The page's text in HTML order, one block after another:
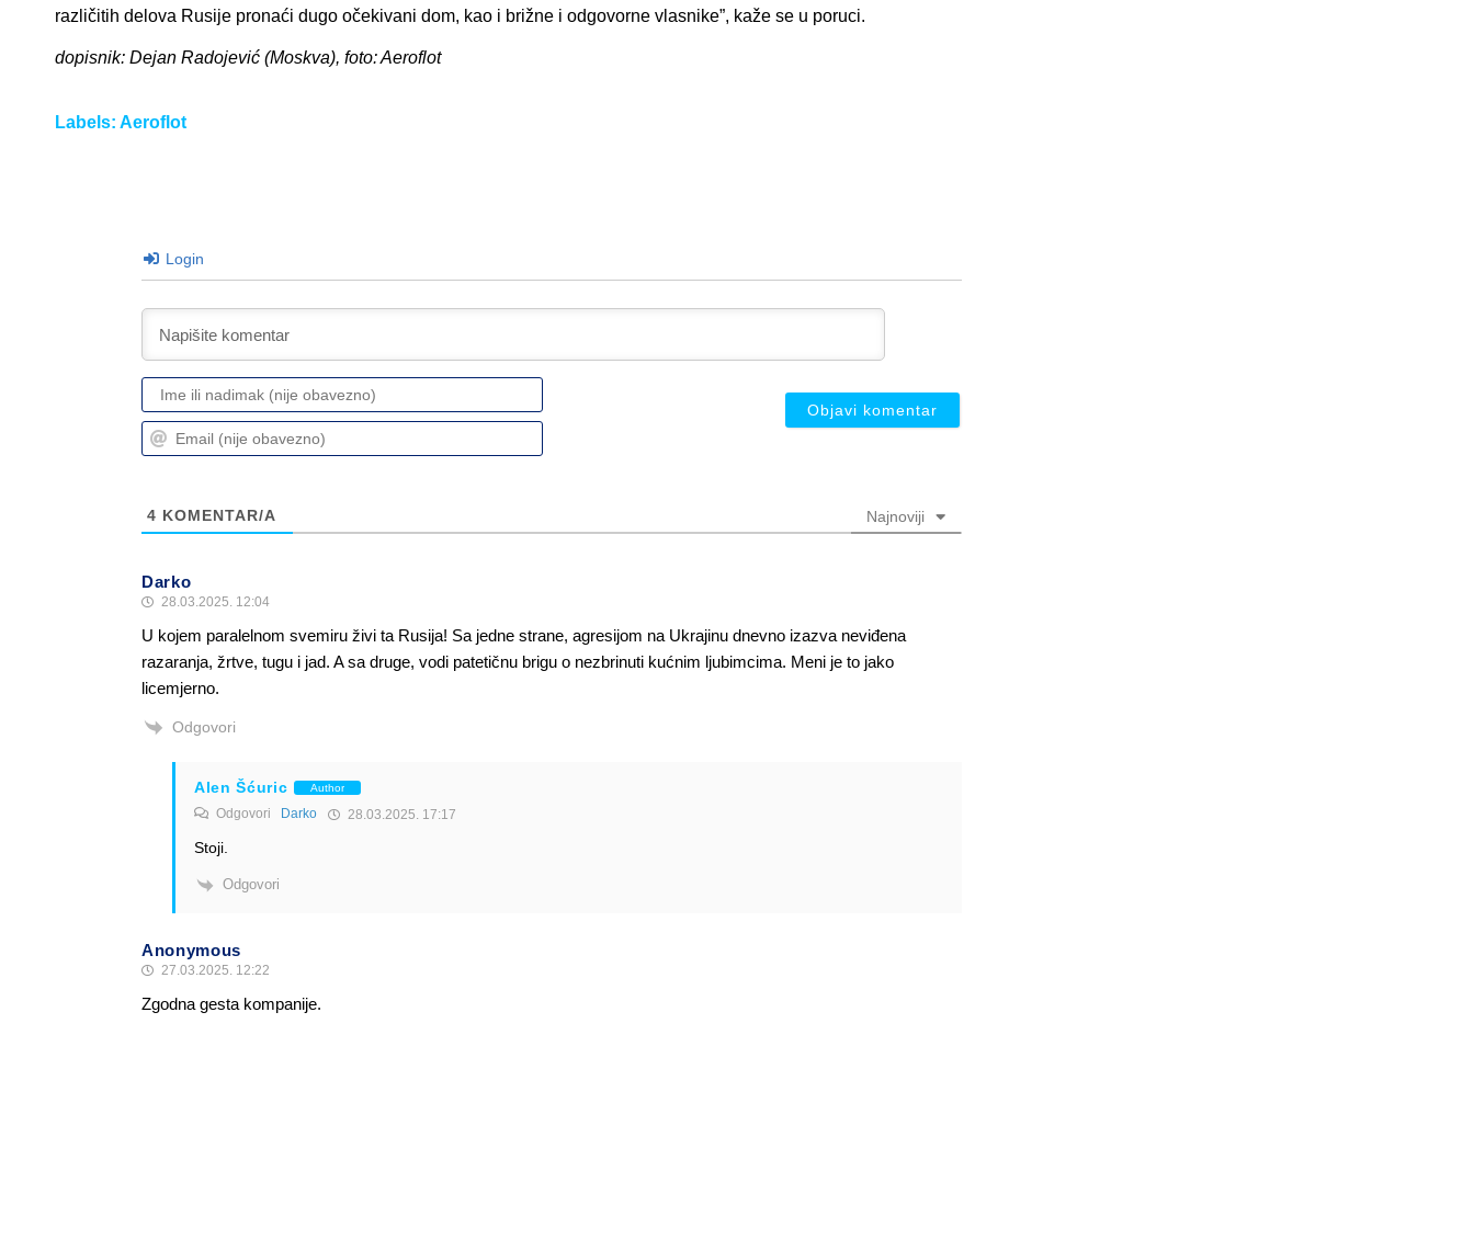
različitih delova Rusije pronaći dugo očekivani dom, kao i brižne i odgovorne vlasnike”, kaže se u poruci.
dopisnik: Dejan Radojević (Moskva), foto: Aeroflot
Labels: Aeroflot
Login
Ime
ili
nadimak
Email
(nije
4 KOMENTAR/A Najnoviji
Darko
28.03.2025. 12:04
U kojem paralelnom svemiru živi ta Rusija! Sa jedne strane, agresijom na Ukrajinu dnevno izazva neviđena
razaranja, žrtve, tugu i jad. A sa druge, vodi patetičnu brigu o nezbrinuti kućnim ljubimcima. Meni je to jako
licemjerno.
Odgovori
Alen Šćuric Author
Odgovori Darko 28.03.2025. 17:17
Stoji.
Odgovori
Anonymous
27.03.2025. 12:22
Zgodna gesta kompanije.